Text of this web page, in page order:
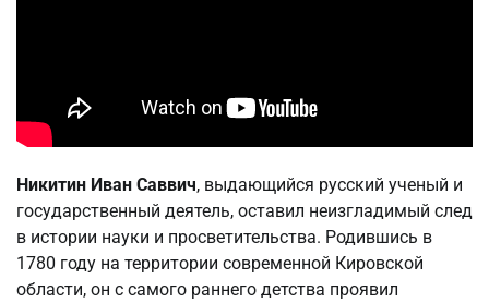
Никитин Иван Саввич, выдающийся русский ученый и
государственный деятель, оставил неизгладимый след
в истории науки и просветительства. Родившись в
1780 году на территории современной Кировской
области, он с самого раннего детства проявил